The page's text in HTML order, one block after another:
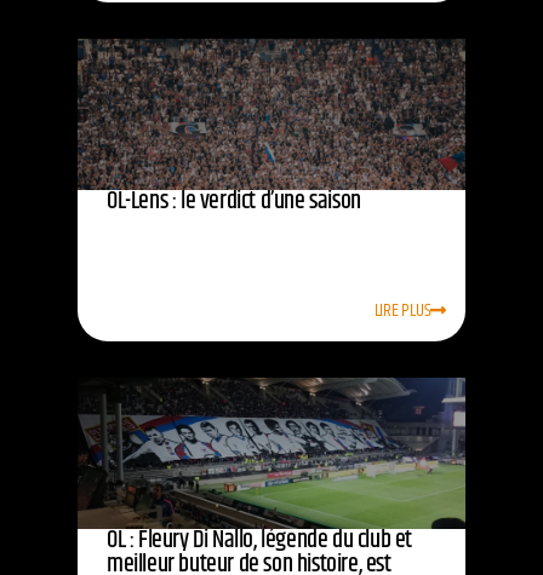
OL-Lens : le verdict d’une saison
LIRE PLUS
OL : Fleury Di Nallo, légende du club et
meilleur buteur de son histoire, est